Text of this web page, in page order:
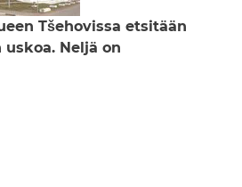
Tšehovissa etsitään
Neljä on